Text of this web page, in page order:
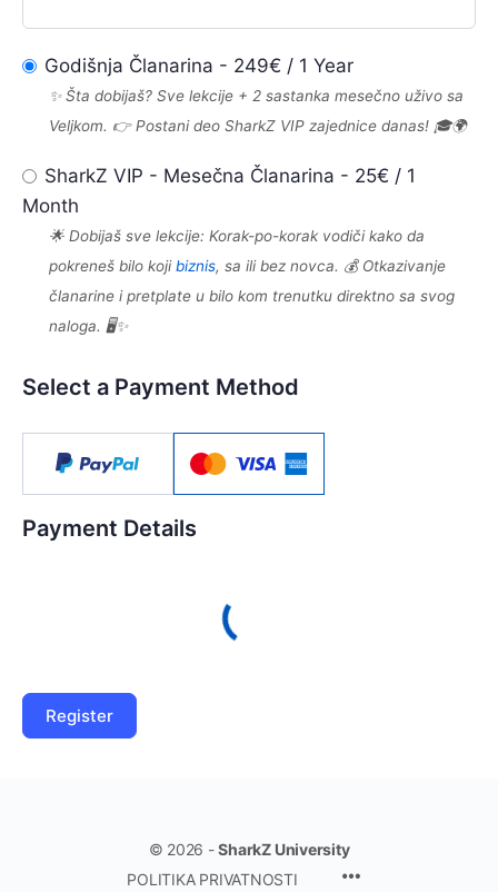
Godišnja Članarina - 249€ / 1 Year
✨ Šta dobijaš? Sve lekcije + 2 sastanka mesečno uživo sa
Veljkom. 👉 Postani deo SharkZ VIP zajednice danas! 🎓🌍
SharkZ VIP - Mesečna Članarina - 25€ / 1
Month
🌟 Dobijaš sve lekcije: Korak-po-korak vodiči kako da
pokreneš bilo kojibiznis, sa ili bez novca. 💰 Otkazivanje
članarine i pretplate u bilo kom trenutku direktno sa svog
naloga. 🖥️✨
Select a Payment Method
Payment Details
© 2026 -SharkZ University
POLITIKA PRIVATNOSTI